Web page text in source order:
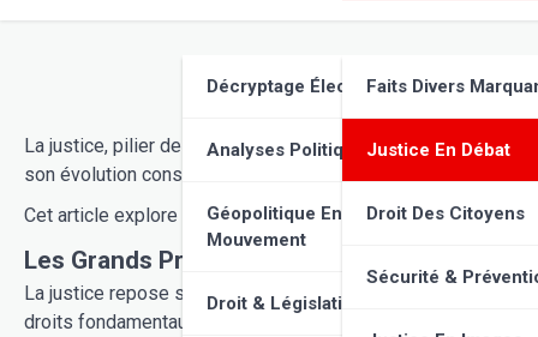
Décryptage Élections
Analyses Politiques
Géopolitique En
Mouvement
Droit & Législation
Faits Divers
Justice En Débat
Droit Des Citoyens
Sécurité &
La justice, pilier de toute société, soulève des débats
son évolution constante face aux défis contemporains.
Cet article explore les grands principes de la justice, les
Les Grands Principes de la Justice
La justice repose sur un ensemble de
droits